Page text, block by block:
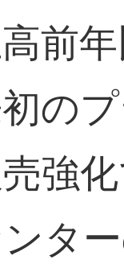
前年
の
強
タ